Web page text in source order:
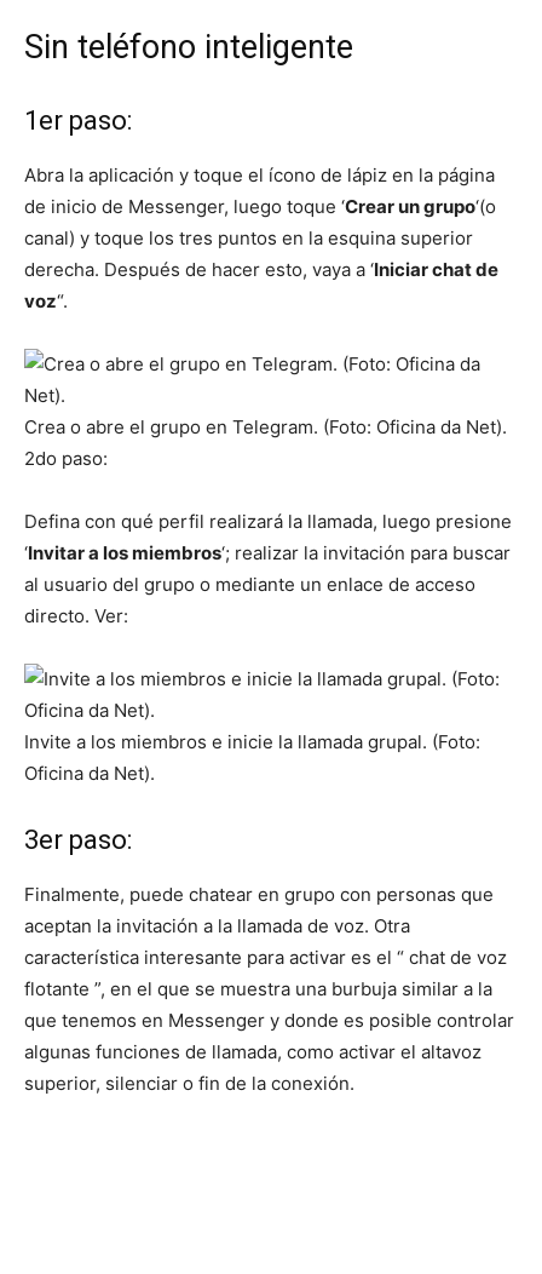
Sin teléfono inteligente
1er paso:
Abra la aplicación y toque el ícono de lápiz en la página
de inicio de Messenger, luego toque ‘Crear un grupo‘(o
canal) y toque los tres puntos en la esquina superior
derecha. Después de hacer esto, vaya a ‘Iniciar chat de
voz“.
Crea o abre el grupo en Telegram. (Foto: Oficina da Net).
2do paso:
Defina con qué perfil realizará la llamada, luego presione
‘Invitar a los miembros‘; realizar la invitación para buscar
al usuario del grupo o mediante un enlace de acceso
directo. Ver:
Invite a los miembros e inicie la llamada grupal. (Foto:
Oficina da Net).
3er paso:
Finalmente, puede chatear en grupo con personas que
aceptan la invitación a la llamada de voz. Otra
característica interesante para activar es el “ chat de voz
flotante ”, en el que se muestra una burbuja similar a la
que tenemos en Messenger y donde es posible controlar
algunas funciones de llamada, como activar el altavoz
superior, silenciar o fin de la conexión.